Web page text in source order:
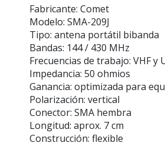
Fabricante: Comet
Modelo: SMA-209J
Tipo: antena portátil bibanda
Bandas: 144 / 430 MHz
Frecuencias de trabajo: VHF y
Impedancia: 50 ohmios
Ganancia: optimizada para
Polarización: vertical
Conector: SMA hembra
Longitud: aprox. 7 cm
Construcción: flexible